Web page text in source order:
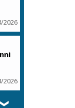
2026
2026